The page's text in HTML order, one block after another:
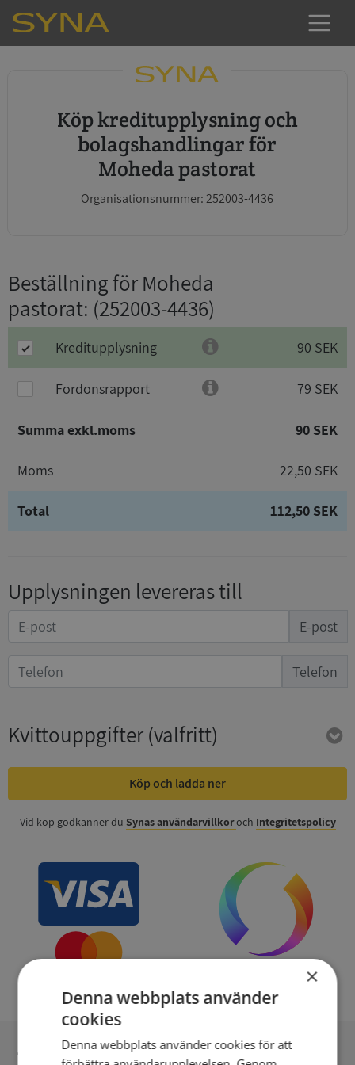
Köp kreditupplysning och
bolagshandlingar för
Moheda pastorat
Organisationsnummer: 252003-4436
Beställning för Moheda
pastorat: (252003-4436)
Kreditupplysning 90 SEK
Fordonsrapport 79 SEK
Summa exkl.moms 90 SEK
Moms 22,50 SEK
Total 112,50 SEK
Upplysningen levereras till
E-post
Telefon
Kvittouppgifter(valfritt)
Köp och ladda ner
Vid köp godkänner du Synas användarvillkoroch Integritetspolicy
Inga kopior till omfrågad
×
Denna webbplats använder
cookies
Denna webbplats använder cookies för att